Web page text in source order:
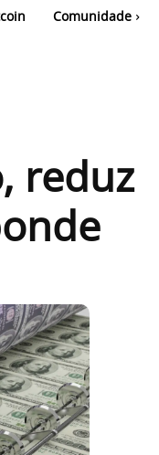
Comunidade
reduz